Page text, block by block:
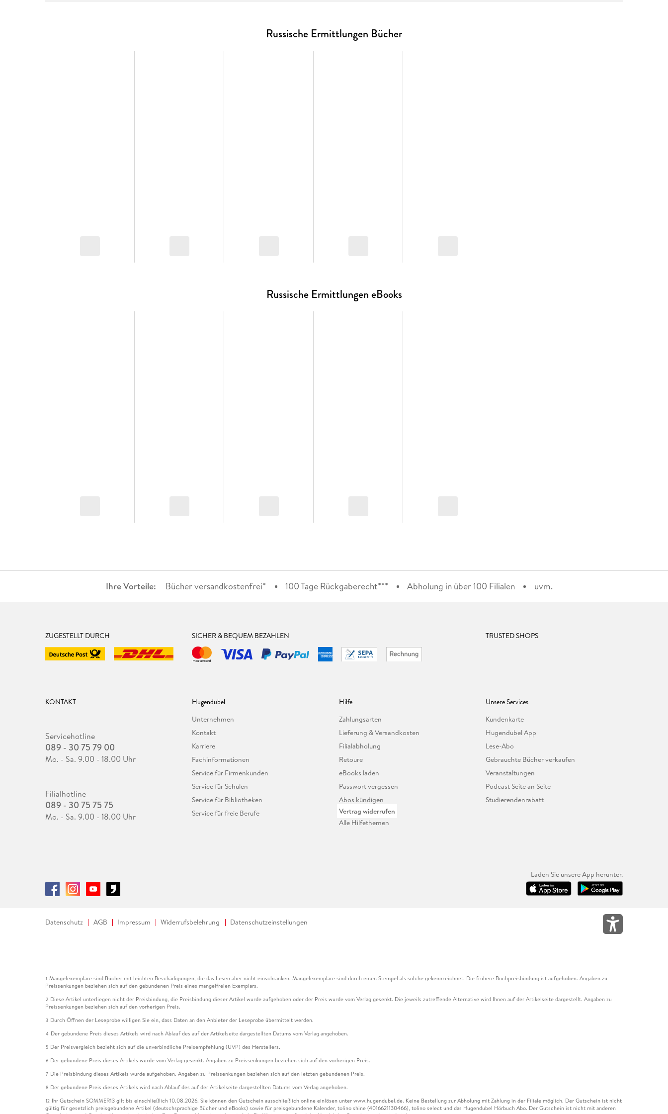
Russische Ermittlungen Bücher
Russische Ermittlungen eBooks
Ihre Vorteile: Bücher versandkostenfrei* 100 Tage Rückgaberecht*** Abholung in über 100 Filialen uvm.
ZUGESTELLT DURCH SICHER & BEQUEM BEZAHLEN TRUSTED SHOPS
KONTAKT
Servicehotline
089 - 30 75 79 00
Mo. - Sa. 9.00 - 18.00 Uhr
Filialhotline
089 - 30 75 75 75
Mo. - Sa. 9.00 - 18.00 Uhr
Hugendubel
Unternehmen
Kontakt
Karriere
Fachinformationen
Service für Firmenkunden
Service für Schulen
Service für Bibliotheken
Service für freie Berufe
Hilfe
Zahlungsarten
Lieferung & Versandkosten
Filialabholung
Retoure
eBooks laden
Passwort vergessen
Abos kündigen
Vertrag widerrufen
Alle Hilfethemen
Unsere Services
Kundenkarte
Hugendubel App
Lese-Abo
Gebrauchte Bücher verkaufen
Veranstaltungen
Podcast Seite an Seite
Studierendenrabatt
Laden Sie unsere App herunter.
Datenschutz AGB Impressum Widerrufsbelehrung Datenschutzeinstellungen
1 Mängelexemplare sind Bücher mit leichten Beschädigungen, die das Lesen aber nicht einschränken. Mängelexemplare sind durch einen Stempel als solche gekennzeichnet. Die frühere Buchpreisbindung ist aufgehoben. Angaben zu
Preissenkungen beziehen sich auf den gebundenen Preis eines mangelfreien Exemplars.
2 Diese Artikel unterliegen nicht der Preisbindung, die Preisbindung dieser Artikel wurde aufgehoben oder der Preis wurde vom Verlag gesenkt. Die jeweils zutreffende Alternative wird Ihnen auf der Artikelseite dargestellt. Angaben zu
Preissenkungen beziehen sich auf den vorherigen Preis.
3 Durch Öffnen der Leseprobe willigen Sie ein, dass Daten an den Anbieter der Leseprobe übermittelt werden.
4 Der gebundene Preis dieses Artikels wird nach Ablauf des auf der Artikelseite dargestellten Datums vom Verlag angehoben.
5 Der Preisvergleich bezieht sich auf die unverbindliche Preisempfehlung (UVP) des Herstellers.
6 Der gebundene Preis dieses Artikels wurde vom Verlag gesenkt. Angaben zu Preissenkungen beziehen sich auf den vorherigen Preis.
7 Die Preisbindung dieses Artikels wurde aufgehoben. Angaben zu Preissenkungen beziehen sich auf den letzten gebundenen Preis.
8 Der gebundene Preis dieses Artikels wird nach Ablauf des auf der Artikelseite dargestellten Datums vom Verlag angehoben.
12 Ihr Gutschein SOMMER13 gilt bis einschließlich 10.08.2026. Sie können den Gutschein ausschließlich online einlösen unter www.hugendubel.de. Keine Bestellung zur Abholung mit Zahlung in der Filiale möglich. Der Gutschein ist nicht
gültig für gesetzlich preisgebundene Artikel (deutschsprachige Bücher und eBooks) sowie für preisgebundene Kalender, tolino shine (4016621130466), tolino select und das Hugendubel Hörbuch Abo. Der Gutschein ist nicht mit anderen